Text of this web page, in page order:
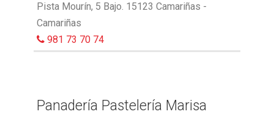
Pista Mourín, 5 Bajo. 15123 Camariñas -
Camariñas
981 73 70 74
Panadería Pastelería Marisa